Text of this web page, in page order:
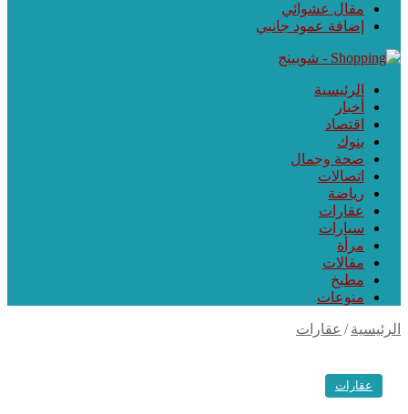
مقال عشوائي
إضافة عمود جانبي
الرئيسية
أخبار
اقتصاد
بنوك
صحة وجمال
اتصالات
رياضة
عقارات
سيارات
مرأة
مقالات
مطبخ
منوعات
/عقارات
عقارات